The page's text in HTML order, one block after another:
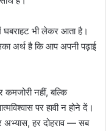
घबराहट भी लेकर आता है।
अर्थ है कि आप अपनी पढ़ाई
नहीं, बल्कि
पर हावी न होने दें।
अभ्यास, हर दोहराव — सब